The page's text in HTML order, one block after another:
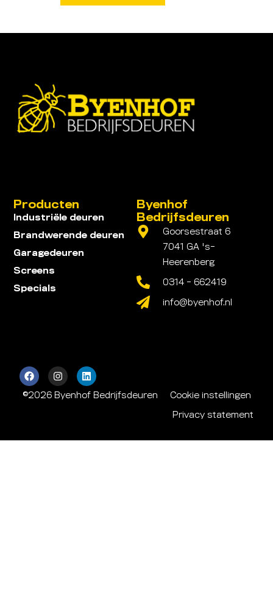
Byenhof
Bedrijfsdeuren
Goorsestraat 6
7041 GA 's-
Heerenberg
0314 - 662419
info@byenhof.nl
Producten
Industriële deuren
Brandwerende deuren
Garagedeuren
Screens
Specials
©2026 Byenhof Bedrijfsdeuren Cookie instellingen
Privacy statement